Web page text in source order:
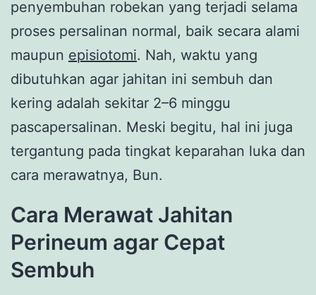
penyembuhan robekan yang terjadi selama
proses persalinan normal, baik secara alami
maupun episiotomi. Nah, waktu yang
dibutuhkan agar jahitan ini sembuh dan
kering adalah sekitar 2–6 minggu
pascapersalinan. Meski begitu, hal ini juga
tergantung pada tingkat keparahan luka dan
cara merawatnya, Bun.
Cara Merawat Jahitan
Perineum agar Cepat
Sembuh